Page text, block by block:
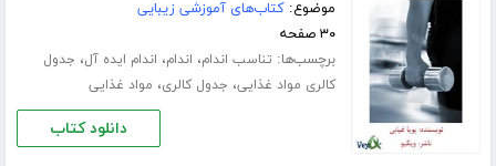
موضوع:کتاب‌های آموزشی زیبایی
۳۰ صفحه
برچسب‌ها: تناسب اندام، اندام، اندام ایده آل، جدول
کالری مواد غذایی، جدول کالری، مواد غذایی
دانلود کتاب